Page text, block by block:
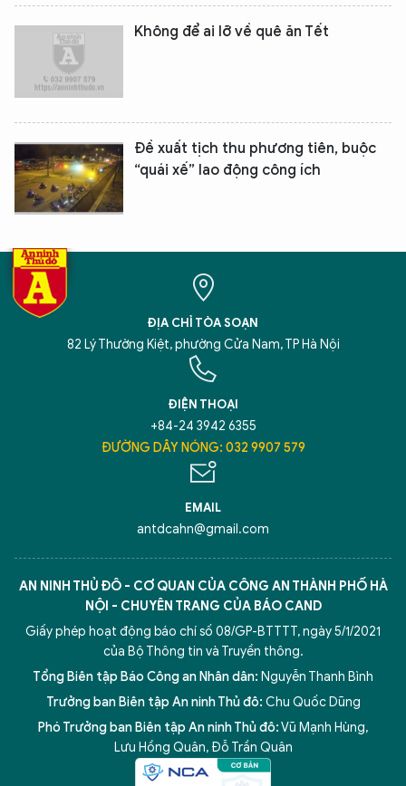
Không để ai lỡ về quê ăn Tết
Đề xuất tịch thu phương tiên, buộc
“quái xế” lao động công ích
ĐỊA CHỈ TÒA SOẠN
82 Lý Thường Kiệt, phường Cửa Nam, TP Hà Nội
ĐIỆN THOẠI
+84-24 3942 6355
ĐƯỜNG DÂY NÓNG: 032 9907 579
EMAIL
antdcahn@gmail.com
AN NINH THỦ ĐÔ - CƠ QUAN CỦA CÔNG AN THÀNH PHỐ HÀ
NỘI - CHUYÊN TRANG CỦA BÁO CAND
Giấy phép hoạt động báo chí số 08/GP-BTTTT, ngày 5/1/2021
của Bộ Thông tin và Truyền thông.
Tổng Biên tập Báo Công an Nhân dân: Nguyễn Thanh Bình
Trưởng ban Biên tập An ninh Thủ đô: Chu Quốc Dũng
Phó Trưởng ban Biên tập An ninh Thủ đô:Vũ Mạnh Hùng,
Lưu Hồng Quân, Đỗ Trần Quân
5 điểm nghẽn của Hà Nội giải pháp xử lý điểm nghẽn của